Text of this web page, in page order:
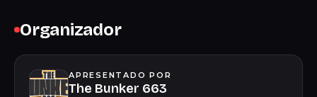
Organizador
APRESENTADO POR
The Bunker 663